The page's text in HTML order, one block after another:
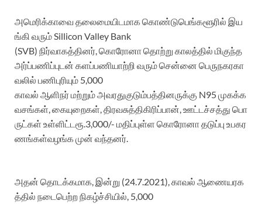
அமெரிக்காவை தலைமையிடமாககொண்டுபெங்களூரில் இய
ங்கி வரும் Sillicon Valley Bank
(SVB) நிர்வாகத்தினர் கொரோனாதொற்று காலத்தில் மிகுந்த
அர்ப்பணிப்புடன் களப்பணியாற்றி வரும்சென்னை பெருநகரகா
வலில் பணிபுரியும் 5,000
காவல் ஆளிநர்மற்றும்அவரதுகுடும்பத்தினருக்கு N95முகக்க
வசங்கள் கையுறைகள் திரவசுத்திகிரிப்பான் ஊட்டச்சத்து பொ
ருட்கள் உள்ளிட்ட ரூ.3,000/- மதிப்புள்ள கொரோனாதடுப்பு உபகர
ணங்கள்வழங்கமுன் வந்தனர்
அதன் தொடக்கமாக இன்று (24.7.2021) காவல் ஆணையரக
த்தில் நடைபெற்றநிகழ்ச்சியில் 5,000